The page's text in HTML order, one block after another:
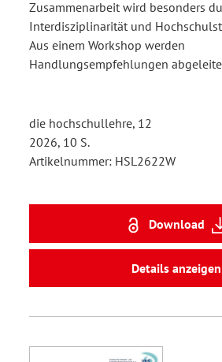
Zusammenarbeit wird besonders
Interdisziplinarität und
Aus einem Workshop werden
Handlungsempfehlungen
die hochschullehre, 12
2026, 10 S.
Artikelnummer: HSL2622W
Download
Details anzeigen